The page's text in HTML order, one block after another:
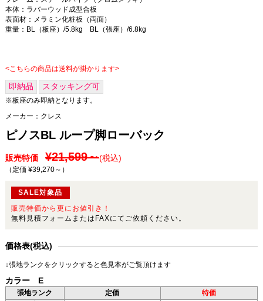
本体：ラバーウッド成型合板
表面材：メラミン化粧板（両面）
重量：BL（板座）/5.8kg BL（張座）/6.8kg
<こちらの商品は送料が掛かります>
即納品 スタッキング可
※板座のみ即納となります。
メーカー： クレス
ピノスBL ループ脚ローバック
販売特価 ¥21,599～(税込)
（定価 ¥39,270～ ）
SALE対象品
販売特価から更にお値引き！
無料見積フォームまたはFAXにてご依頼ください。
価格表(税込)
↓張地ランクをクリックすると色見本がご覧頂けます
カラー E
張地ランク 定価
特価